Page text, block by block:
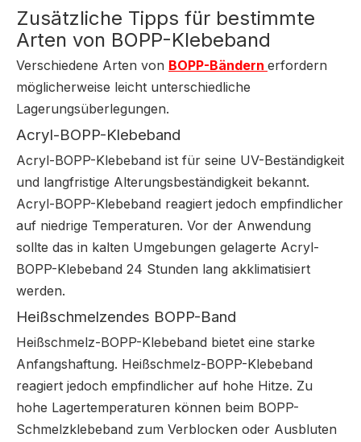
Zusätzliche Tipps für bestimmte
Arten von BOPP-Klebeband
Verschiedene Arten von BOPP-Bändern erfordern
möglicherweise leicht unterschiedliche
Lagerungsüberlegungen.
Acryl-BOPP-Klebeband
Acryl-BOPP-Klebeband ist für seine UV-Beständigkeit
und langfristige Alterungsbeständigkeit bekannt.
Acryl-BOPP-Klebeband reagiert jedoch empfindlicher
auf niedrige Temperaturen. Vor der Anwendung
sollte das in kalten Umgebungen gelagerte Acryl-
BOPP-Klebeband 24 Stunden lang akklimatisiert
werden.
Heißschmelzendes BOPP-Band
Heißschmelz-BOPP-Klebeband bietet eine starke
Anfangshaftung. Heißschmelz-BOPP-Klebeband
reagiert jedoch empfindlicher auf hohe Hitze. Zu
hohe Lagertemperaturen können beim BOPP-
Schmelzklebeband zum Verblocken oder Ausbluten